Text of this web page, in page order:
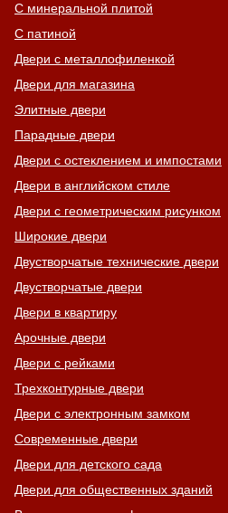
С минеральной плитой
С патиной
Двери с металлофиленкой
Двери для магазина
Элитные двери
Парадные двери
Двери с остеклением и импостами
Двери в английском стиле
Двери с геометрическим рисунком
Широкие двери
Двустворчатые технические двери
Двустворчатые двери
Двери в квартиру
Арочные двери
Двери с рейками
Трехконтурные двери
Двери с электронным замком
Современные двери
Двери для детского сада
Двери для общественных зданий